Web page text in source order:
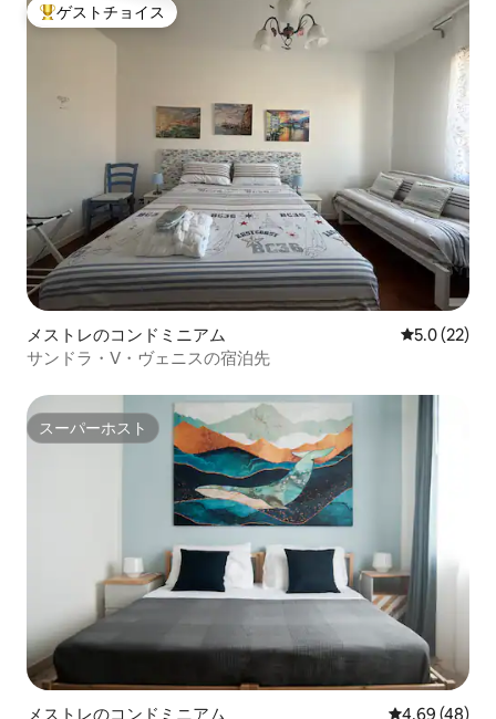
大好評のゲストチョイスです。
ゲストチョイス
メストレのコンドミニアム レビュー22
5.0 (22)
サンドラ・V・ヴェニスの宿泊先
スーパーホスト
スーパーホスト
メストレのコンドミニアム レビュー48
4.69 (48)